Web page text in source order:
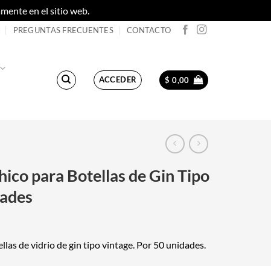
en el sitio web.
PREGUNTAS FRECUENTES CONTACTO
ACCEDER $ 0,00
para Botellas de Gin Tipo
de vidrio de gin tipo vintage. Por 50 unidades.